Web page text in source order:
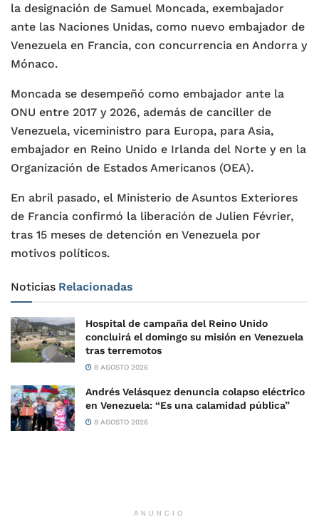
la designación de Samuel Moncada, exembajador
ante las Naciones Unidas, como nuevo embajador de
Venezuela en Francia, con concurrencia en Andorra y
Mónaco.
Moncada se desempeñó como embajador ante la
ONU entre 2017 y 2026, además de canciller de
Venezuela, viceministro para Europa, para Asia,
embajador en Reino Unido e Irlanda del Norte y en la
Organización de Estados Americanos (OEA).
En abril pasado, el Ministerio de Asuntos Exteriores
de Francia confirmó la liberación de Julien Février,
tras 15 meses de detención en Venezuela por
motivos políticos.
Noticias Relacionadas
Hospital de campaña del Reino Unido
concluirá el domingo su misión en Venezuela
tras terremotos
8 AGOSTO 2026
Andrés Velásquez denuncia colapso eléctrico
en Venezuela: “Es una calamidad pública”
8 AGOSTO 2026
ANUNCIO